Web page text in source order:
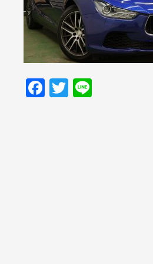
Facebook
Twitter